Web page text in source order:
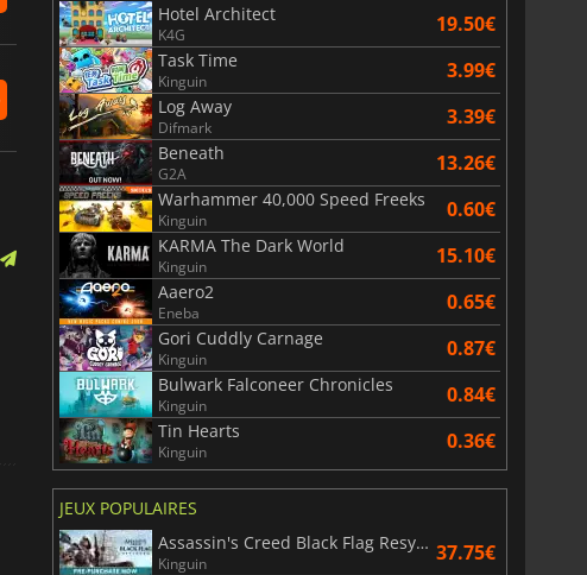
Hotel Architect
K4G 19.50€
Task Time
Kinguin 3.99€
Log Away
Difmark 3.39€
Beneath
G2A 13.26€
Warhammer 40,000 Speed Freeks
Kinguin 0.60€
KARMA The Dark World
Kinguin 15.10€
Aaero2
Eneba 0.65€
Gori Cuddly Carnage
Kinguin 0.87€
Bulwark Falconeer Chronicles
Kinguin 0.84€
Tin Hearts
Kinguin 0.36€
JEUX POPULAIRES
Assassin's Creed Black Flag Resynced
Kinguin 37.75€